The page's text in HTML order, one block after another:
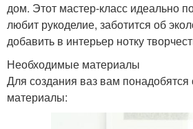
дом. Этот мастер-класс идеально
любит рукоделие, заботится об
добавить в интерьер нотку
Необходимые материалы
Для создания ваз вам
материалы: